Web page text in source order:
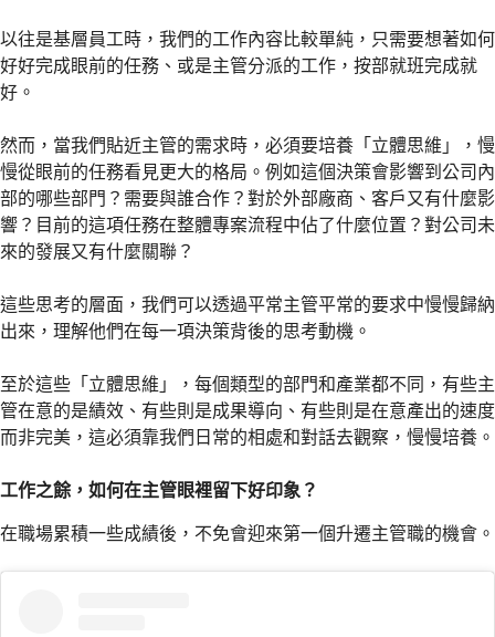
以往是基層員工時，我們的工作內容比較單純，只需要想著如何
好好完成眼前的任務、或是主管分派的工作，按部就班完成就
好。
然而，當我們貼近主管的需求時，必須要培養「立體思維」，慢
慢從眼前的任務看見更大的格局。例如這個決策會影響到公司內
部的哪些部門？需要與誰合作？對於外部廠商、客戶又有什麼影
響？目前的這項任務在整體專案流程中佔了什麼位置？對公司未
來的發展又有什麼關聯？
這些思考的層面，我們可以透過平常主管平常的要求中慢慢歸納
出來，理解他們在每一項決策背後的思考動機。
至於這些「立體思維」，每個類型的部門和產業都不同，有些主
管在意的是績效、有些則是成果導向、有些則是在意產出的速度
而非完美，這必須靠我們日常的相處和對話去觀察，慢慢培養。
工作之餘，如何在主管眼裡留下好印象？
在職場累積一些成績後，不免會迎來第一個升遷主管職的機會。